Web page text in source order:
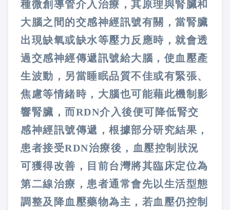
種微創導管介入治療，其原理與腎臟和
大腦之間的交感神經訊號有關，當腎臟
出現缺氧或缺水等壓力反應時，就會透
過交感神經傳遞訊號給大腦，使血壓產
生波動，另當睡眠品質不佳或有緊張、
焦慮等情緒時，大腦也可能藉此機制影
響腎臟，而RDN介入後便可降低腎交
感神經訊號傳遞，根據部分研究結果，
患者接受RDN治療後，血壓控制狀況
可獲得改善，目前台灣將其臨床定位為
第二線治療，患者通常會先以生活型態
調整及降血壓藥物為主，若血壓仍控制